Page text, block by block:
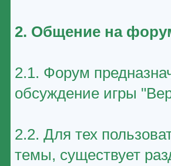
2. Общение на
2.1. Форум
обсуждение игры
2.2. Для тех
темы, существует